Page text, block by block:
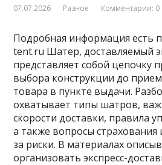
07.07.2026 Разное Комментарии: 0
Подробная информация есть
tent.ru Шатер, доставляемый
представляет собой цепочку
выбора конструкции до
товара в пункте выдачи.
охватывает типы шатров,
скорости доставки, правила
а также вопросы страхования
за риски. В материалах
организовать экспресс-